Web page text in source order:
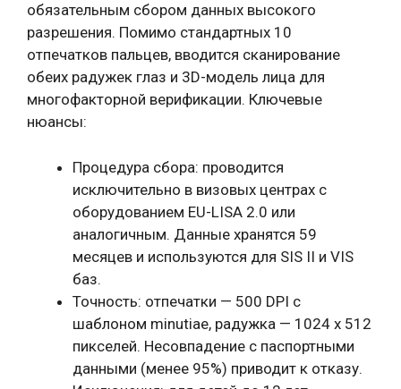
обязательным сбором данных высокого
разрешения. Помимо стандартных 10
отпечатков пальцев, вводится сканирование
обеих радужек глаз и 3D-модель лица для
многофакторной верификации. Ключевые
нюансы:
Процедура сбора: проводится
исключительно в визовых центрах с
оборудованием EU-LISA 2.0 или
аналогичным. Данные хранятся 59
месяцев и используются для SIS II и VIS
баз.
Точность: отпечатки — 500 DPI с
шаблоном minutiae, радужка — 1024 x 512
пикселей. Несовпадение с паспортными
данными (менее 95%) приводит к отказу.